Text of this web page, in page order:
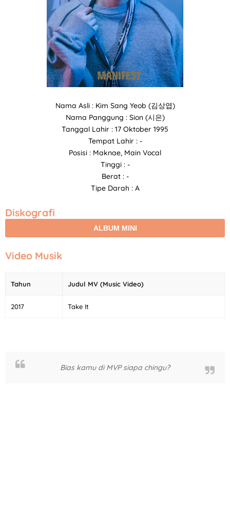
Nama Asli : Kim Sang Yeob (김상엽)
Nama Panggung : Sion (시은)
Tanggal Lahir : 17 Oktober 1995
Tempat Lahir : -
Posisi : Maknae, Main Vocal
Tinggi : -
Berat : -
Tipe Darah : A
Diskografi
ALBUM MINI
Video Musik
Tahun Judul MV (Music Video)
2017 Take It
Bias kamu di MVP siapa chingu?